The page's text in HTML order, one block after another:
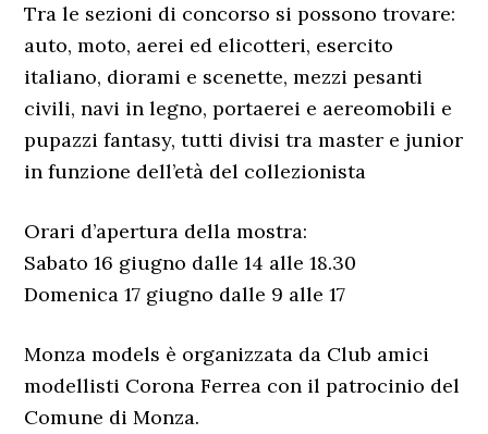
Tra le sezioni di concorso si possono trovare:
auto, moto, aerei ed elicotteri, esercito
italiano, diorami e scenette, mezzi pesanti
civili, navi in legno, portaerei e aereomobili e
pupazzi fantasy, tutti divisi tra master e junior
in funzione dell’età del collezionista
Orari d’apertura della mostra:
Sabato 16 giugno dalle 14 alle 18.30
Domenica 17 giugno dalle 9 alle 17
Monza models è organizzata da Club amici
modellisti Corona Ferrea con il patrocinio del
Comune di Monza.